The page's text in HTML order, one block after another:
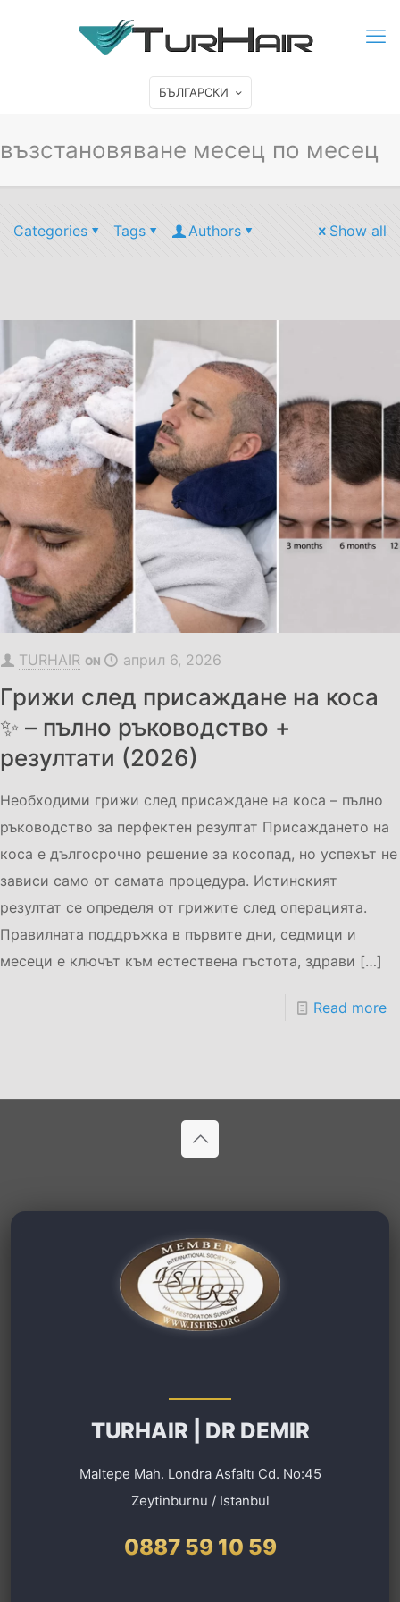
БЪЛГАРСКИ
възстановяване месец по месец
Categories Tags Authors Show all
TURHAIR ON април 6, 2026
Грижи след присаждане на коса
✨ – пълно ръководство +
резултати (2026)
Необходими грижи след присаждане на коса – пълно
ръководство за перфектен резултат Присаждането на
коса е дългосрочно решение за косопад, но успехът не
зависи само от самата процедура. Истинският
резултат се определя от грижите след операцията.
Правилната поддръжка в първите дни, седмици и
месеци е ключът към естествена гъстота, здрави […]
Read more
TURHAIR | DR DEMIR
Maltepe Mah. Londra Asfaltı Cd. No:45
Zeytinburnu / Istanbul
0887 59 10 59